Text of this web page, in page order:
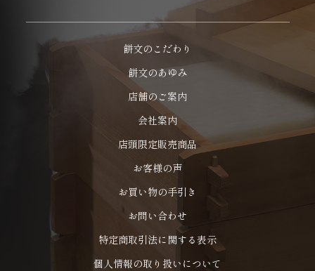
餅文のこだわり
餅文のあゆみ
店舗のご案内
会社案内
店頭限定販売商品
お客様の声
お買い物の手引き
お問い合わせ
特定商取引法に関する表示
個人情報の取り扱いについて